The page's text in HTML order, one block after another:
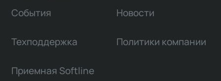
События Новости
Техподдержка Политики компании
Приемная Softline